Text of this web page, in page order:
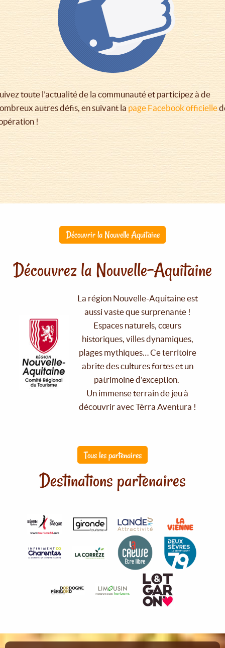
toute l’actualité de la communauté et participez à de
autres défis, en suivant la page Facebook officielle
!
Découvrir la Nouvelle Aquitaine
Découvrez la Nouvelle-Aquitaine
La région Nouvelle-Aquitaine est
aussi vaste que surprenante !
Espaces naturels, cœurs
historiques, villes dynamiques,
plages mythiques… Ce territoire
abrite des cultures fortes et un
patrimoine d'exception.
Un immense terrain de jeu à
découvrir avec Tèrra Aventura !
Tous les partenaires
Destinations partenaires